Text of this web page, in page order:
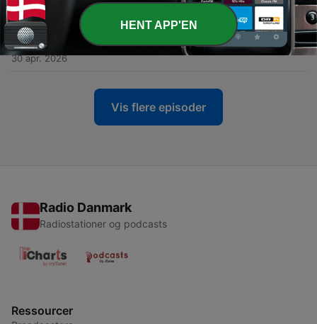
07 maj 2026
188 - Folge 185 mit Ilka Tiegs - Ein Besuch, der alles
veränderte
30 apr. 2026
Vis flere episoder
Radio Danmark
Radiostationer og podcasts
Ressourcer
HENT APP'EN